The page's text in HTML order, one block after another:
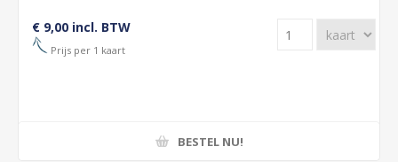
€ 9,00 incl. BTW
Prijs per 1 kaart
BESTEL NU!